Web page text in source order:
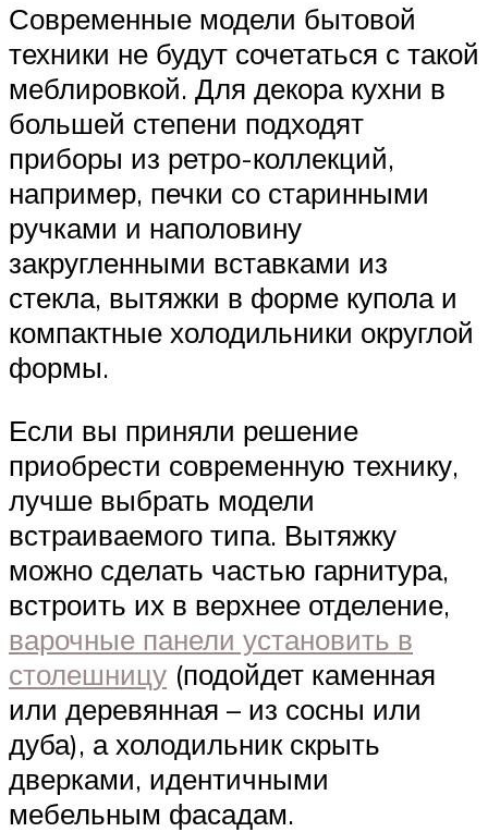
Современные модели бытовой
техники не будут сочетаться с такой
меблировкой. Для декора кухни в
большей степени подходят
приборы из ретро-коллекций,
например, печки со старинными
ручками и наполовину
закругленными вставками из
стекла, вытяжки в форме купола и
компактные холодильники округлой
формы.
Если вы приняли решение
приобрести современную технику,
лучше выбрать модели
встраиваемого типа. Вытяжку
можно сделать частью гарнитура,
встроить их в верхнее отделение,
варочные панели установить в
столешницу (подойдет каменная
или деревянная – из сосны или
дуба), а холодильник скрыть
дверками, идентичными
мебельным фасадам.